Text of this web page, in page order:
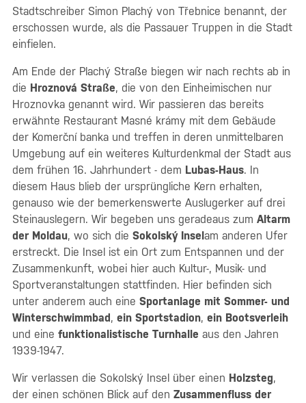
Stadtschreiber Simon Plachý von Třebnice benannt, der
erschossen wurde, als die Passauer Truppen in die Stadt
einfielen.
Am Ende der Plachý Straße biegen wir nach rechts ab in
die Hroznová Straße, die von den Einheimischen nur
Hroznovka genannt wird. Wir passieren das bereits
erwähnte Restaurant Masné krámy mit dem Gebäude
der Komerční banka und treffen in deren unmittelbaren
Umgebung auf ein weiteres Kulturdenkmal der Stadt aus
dem frühen 16. Jahrhundert - dem Lubas-Haus. In
diesem Haus blieb der ursprüngliche Kern erhalten,
genauso wie der bemerkenswerte Auslugerker auf drei
Steinauslegern. Wir begeben uns geradeaus zum Altarm
der Moldau, wo sich die Sokolský Inselam anderen Ufer
erstreckt. Die Insel ist ein Ort zum Entspannen und der
Zusammenkunft, wobei hier auch Kultur-, Musik- und
Sportveranstaltungen stattfinden. Hier befinden sich
unter anderem auch eine Sportanlage mit Sommer- und
Winterschwimmbad, ein Sportstadion, ein Bootsverleih
und eine funktionalistische Turnhalle aus den Jahren
1939-1947.
Wir verlassen die Sokolský Insel über einen Holzsteg,
der einen schönen Blick auf den Zusammenfluss der